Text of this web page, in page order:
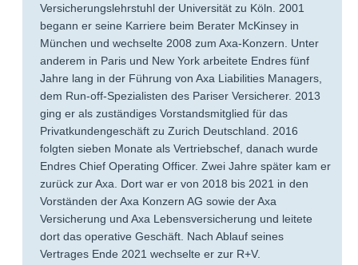
Versicherungslehrstuhl der Universität zu Köln. 2001
begann er seine Karriere beim Berater McKinsey in
München und wechselte 2008 zum Axa-Konzern. Unter
anderem in Paris und New York arbeitete Endres fünf
Jahre lang in der Führung von Axa Liabilities Managers,
dem Run-off-Spezialisten des Pariser Versicherer. 2013
ging er als zuständiges Vorstandsmitglied für das
Privatkundengeschäft zu Zurich Deutschland. 2016
folgten sieben Monate als Vertriebschef, danach wurde
Endres Chief Operating Officer. Zwei Jahre später kam er
zurück zur Axa. Dort war er von 2018 bis 2021 in den
Vorständen der Axa Konzern AG sowie der Axa
Versicherung und Axa Lebensversicherung und leitete
dort das operative Geschäft. Nach Ablauf seines
Vertrages Ende 2021 wechselte er zur R+V.